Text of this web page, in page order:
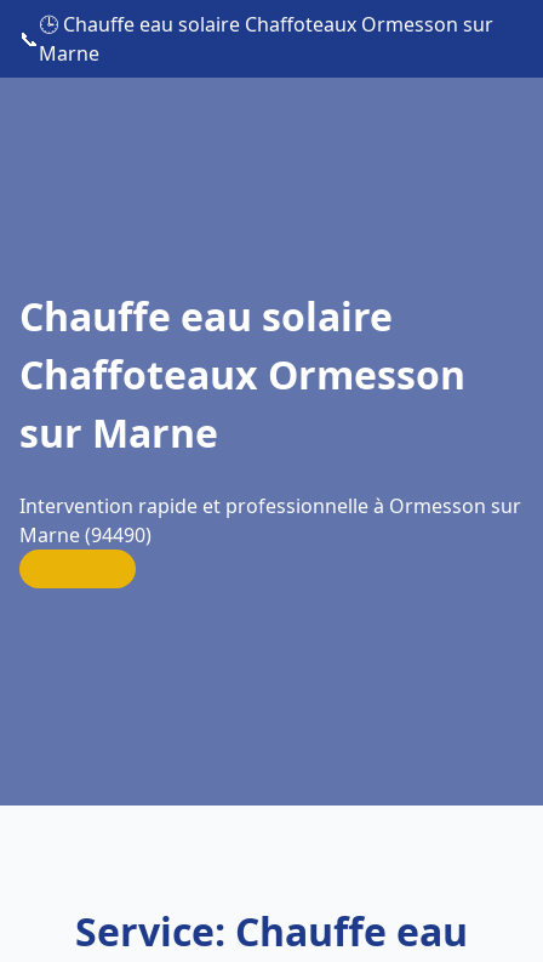
📞
🕒 Chauffe eau solaire Chaffoteaux Ormesson sur
Marne
Chauffe eau solaire
Chaffoteaux Ormesson
sur Marne
Intervention rapide et professionnelle à Ormesson sur
Marne (94490)
Service: Chauffe eau